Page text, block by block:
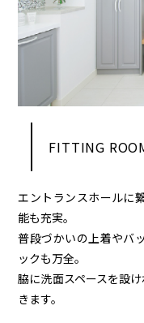
FITTING
エントランスホールに
能も充実。
普段づかいの上着やバ
ックも万全。
脇に洗面スペースを設
きます。